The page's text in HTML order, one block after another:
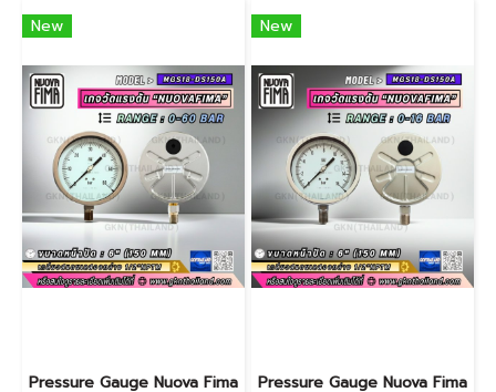
New
Pressure Gauge Nuova Fima
New
Pressure Gauge Nuova Fima